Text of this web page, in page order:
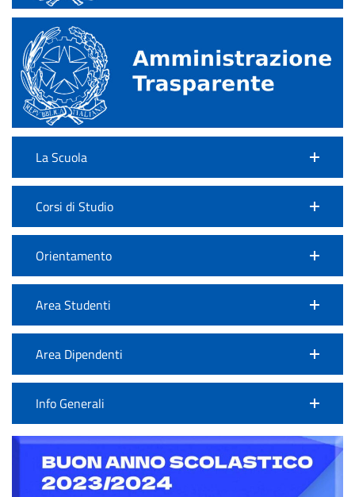
La Scuola
Corsi di Studio
Orientamento
Area Studenti
Area Dipendenti
Info Generali